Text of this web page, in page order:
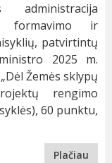
administracija
formavimo ir
patvirtintų
2025 m.
Žemės sklypų
rengimo
60 punktu,
Plačiau